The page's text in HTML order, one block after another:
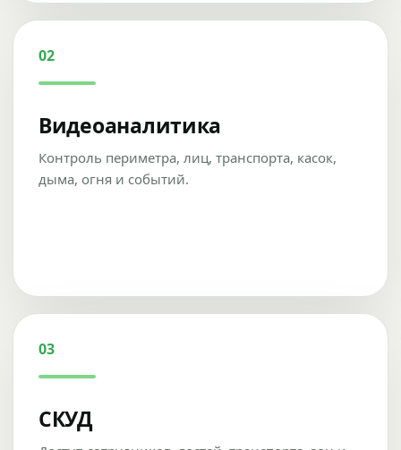
02
Видеоаналитика
Контроль периметра, лиц, транспорта, касок,
дыма, огня и событий.
03
СКУД